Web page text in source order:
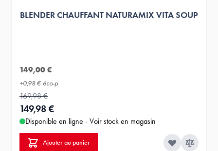
BLENDER CHAUFFANT NATURAMIX VITA SOUP
149,00 €
+0,98 € éco-p
169,98 €
149,98 €
Disponible en ligne - Voir stock en magasin
Ajouter au panier